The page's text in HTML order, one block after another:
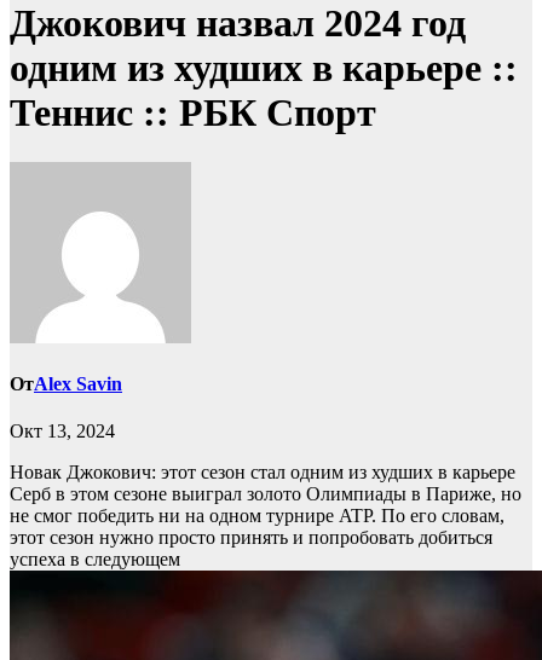
Джокович назвал 2024 год
одним из худших в карьере ::
Теннис :: РБК Спорт
ОтAlex Savin
Окт 13, 2024
Новак Джокович: этот сезон стал одним из худших в карьере
Серб в этом сезоне выиграл золото Олимпиады в Париже, но
не смог победить ни на одном турнире ATP. По его словам,
этот сезон нужно просто принять и попробовать добиться
успеха в следующем